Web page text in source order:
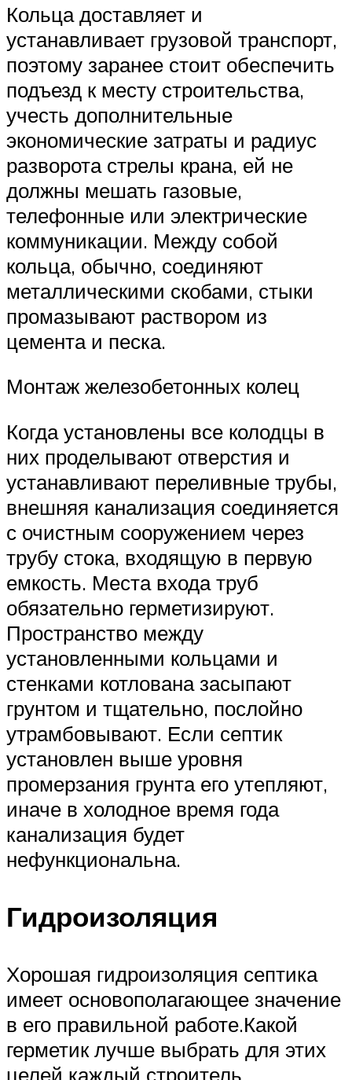
Кольца доставляет и
устанавливает грузовой транспорт,
поэтому заранее стоит обеспечить
подъезд к месту строительства,
учесть дополнительные
экономические затраты и радиус
разворота стрелы крана, ей не
должны мешать газовые,
телефонные или электрические
коммуникации. Между собой
кольца, обычно, соединяют
металлическими скобами, стыки
промазывают раствором из
цемента и песка.
Монтаж железобетонных колец
Когда установлены все колодцы в
них проделывают отверстия и
устанавливают переливные трубы,
внешняя канализация соединяется
с очистным сооружением через
трубу стока, входящую в первую
емкость. Места входа труб
обязательно герметизируют.
Пространство между
установленными кольцами и
стенками котлована засыпают
грунтом и тщательно, послойно
утрамбовывают. Если септик
установлен выше уровня
промерзания грунта его утепляют,
иначе в холодное время года
канализация будет
нефункциональна.
Гидроизоляция
Хорошая гидроизоляция септика
имеет основополагающее значение
в его правильной работе.Какой
герметик лучше выбрать для этих
целей каждый строитель